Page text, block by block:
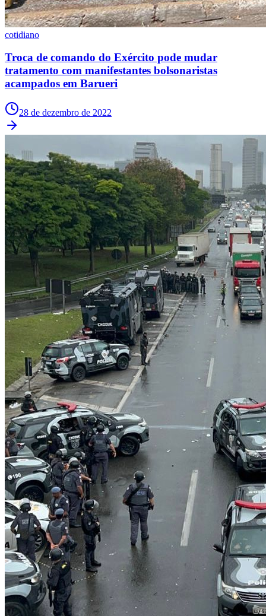
Santos
Flamengo
cotidiano
Troca de comando do Exército pode mudar
tratamento com manifestantes bolsonaristas
acampados em Barueri
28 de dezembro de 2022